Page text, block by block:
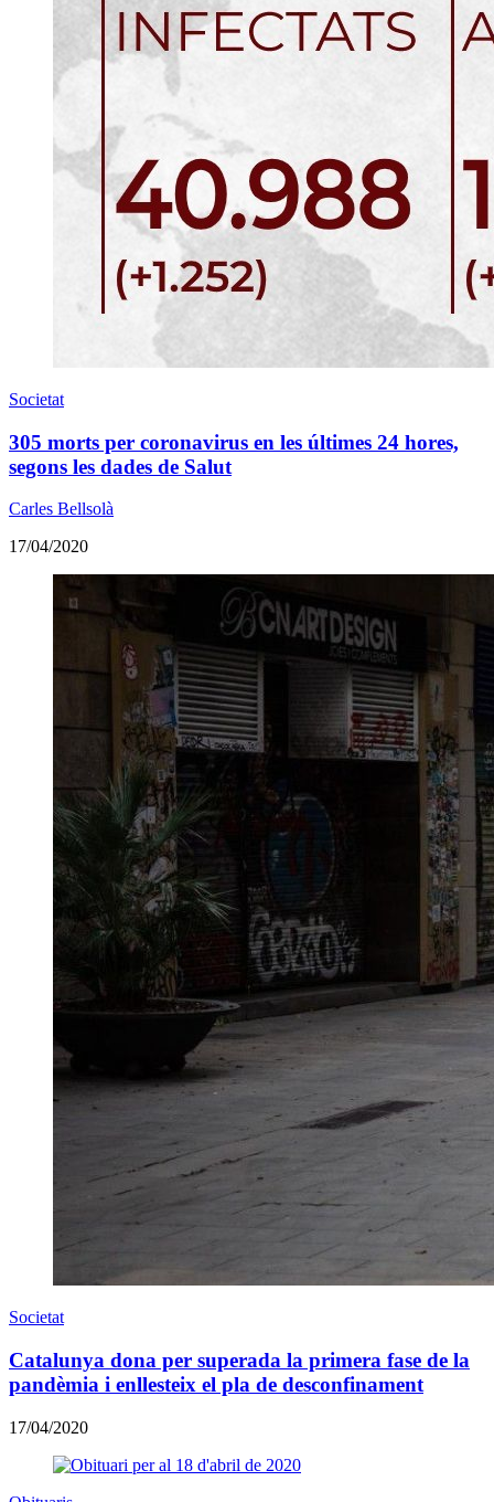
Societat
305 morts per coronavirus en les últimes 24 hores,
segons les dades de Salut
Carles Bellsolà
17/04/2020
Societat
Catalunya dona per superada la primera fase de la
pandèmia i enllesteix el pla de desconfinament
17/04/2020